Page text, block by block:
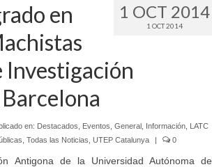
1 OCT 2014
1 OCT 2014
en
Investigación
en: Destacados Eventos General, Información, LATC
Todas las Noticias UTEP Catalunya | 0
Antigona de la Universidad Autónoma de